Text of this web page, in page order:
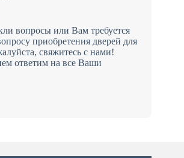
вопросы или Вам требуется
приобретения дверей для
свяжитесь с нами!
ответим на все Ваши